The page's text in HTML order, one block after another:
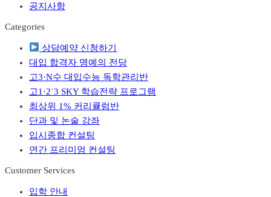
공지사항
Categories
Menu
상담예약 신청하기
대입 합격자 명예의 전당
고3·N수 대입수능 독학관리반
고1·2˙3 SKY 학습전략 프로그램
최상위 1% 커리큘럼반
단과 및 논술 강좌
입시종합 컨설팅
연간 프리미엄 컨설팅
Customer Services
Menu
입학 안내